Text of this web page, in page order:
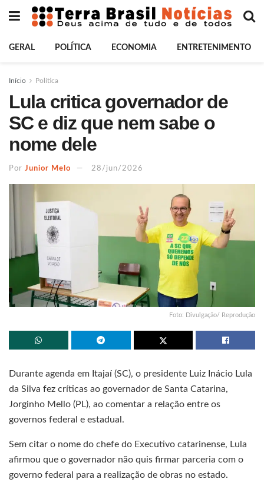
GERAL POLÍTICA ECONOMIA ENTRETENIMENTO
Início Política
Lula critica governador de
SC e diz que nem sabe o
nome dele
Por Junior Melo 28/jun/2026
Foto: Divulgação/ Reprodução
Durante agenda em Itajaí (SC), o presidente Luiz Inácio Lula
da Silva fez críticas ao governador de Santa Catarina,
Jorginho Mello (PL), ao comentar a relação entre os
governos federal e estadual.
Sem citar o nome do chefe do Executivo catarinense, Lula
afirmou que o governador não quis firmar parceria com o
governo federal para a realização de obras no estado.